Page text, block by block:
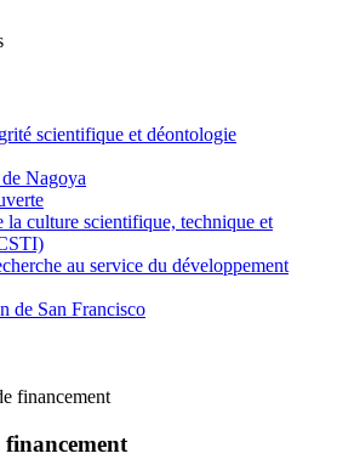
scientifique et déontologie
Nagoya
la culture scientifique, technique et
au service du développement
de San Francisco
financement